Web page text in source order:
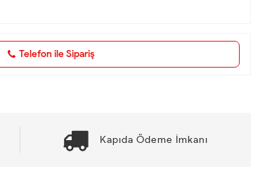
Telefon ile Sipariş
Kapıda Ödeme İmkanı